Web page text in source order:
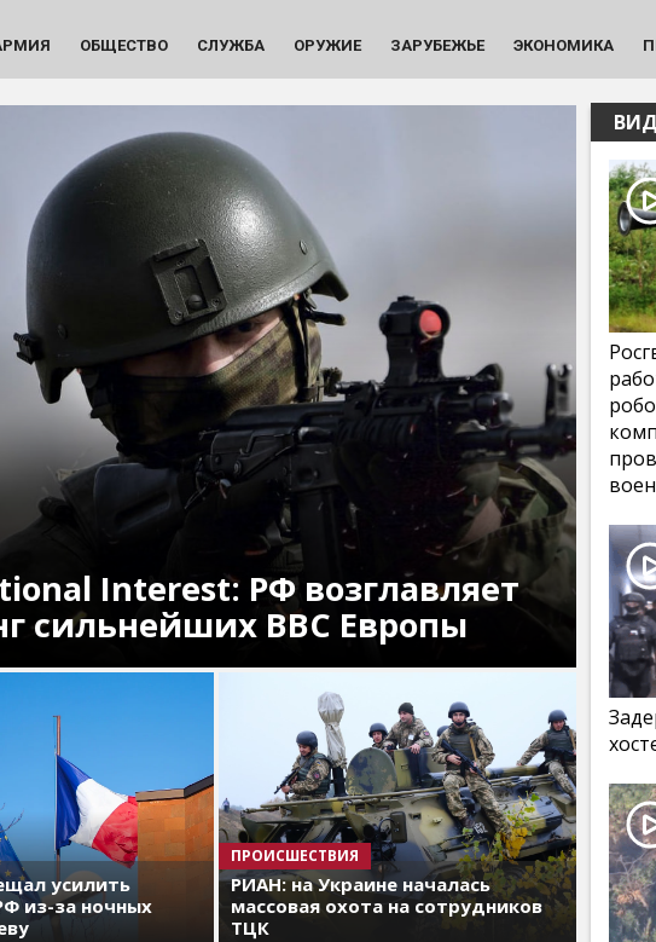
ОБЩЕСТВО СЛУЖБА ОРУЖИЕ ЗАРУБЕЖЬЕ ЭКОНОМИКА
Interest: РФ возглавляет
сильнейших ВВС Европы
усилить
из-за ночных
ПРОИСШЕСТВИЯ
РИАН: на Украине началась
массовая охота на сотрудников
ТЦК